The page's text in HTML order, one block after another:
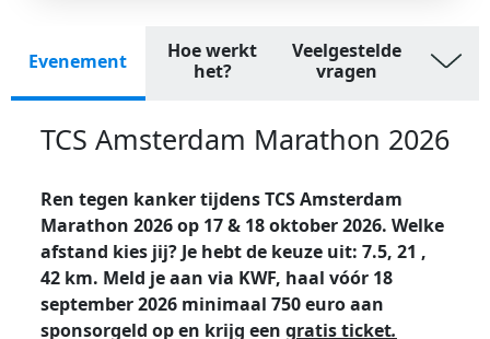
Evenement
Hoe werkt
het?
Veelgestelde
vragen
TCS Amsterdam Marathon 2026
Ren tegen kanker tijdens TCS Amsterdam
Marathon 2026 op 17 & 18 oktober 2026. Welke
afstand kies jij? Je hebt de keuze uit: 7.5, 21 ,
42 km. Meld je aan via KWF, haal vóór 18
september 2026 minimaal 750 euro aan
sponsorgeld op en krijg een gratis ticket.